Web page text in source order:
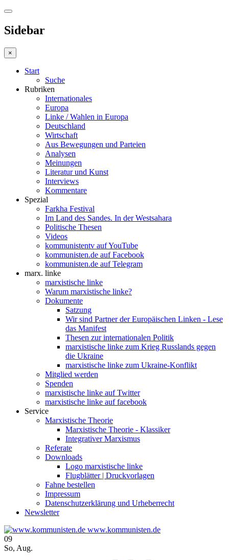
Sidebar
×
Start
Suche
Rubriken
Internationales
Europa
Linke / Wahlen in Europa
Deutschland
Wirtschaft
Aus Bewegungen und Parteien
Analysen
Meinungen
Literatur und Kunst
Interviews
Kommentare
Spezial
Farkha Festival
Im Land des Sandes. In der Westsahara
Politische Thesen
Videos
kommunistentv auf YouTube
kommunisten.de auf Facebook
kommunisten.de auf Telegram
marx. linke
marxistische linke
Warum marxistische linke?
Dokumente
Satzung
Wir sind Partner der Europäischen Linken - Lese
das Manifest
Thesen zur internationalen Politik
marxistische linke zum Krieg Russlands gegen
die Ukraine
marxistische linke zum Ukraine-Konflikt
Mitglied werden
Spenden
marxistische linke auf Twitter
marxistische linke auf facebook
Service
Marxistische Theorie
Marxistische Theorie - Klassiker
Integrativer Marxismus
Referate
Downloads
Logo marxistische linke
Flugblätter | Druckvorlagen
Fahne bestellen
Impressum
Datenschutzerklärung und Urheberrecht
Newsletter
www.kommunisten.de
09
So, Aug.